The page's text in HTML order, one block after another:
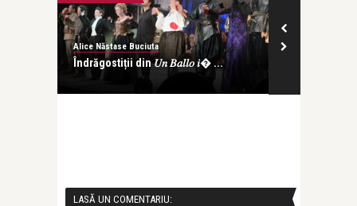
Alice Năstase Buciuta
The lovers of 𝑈𝑛 𝐵𝑎𝑙𝑙𝑜 𝑖𝑛 � ...
LASĂ UN COMENTARIU: